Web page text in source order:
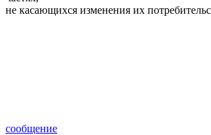
не касающихся изменения их
сообщение